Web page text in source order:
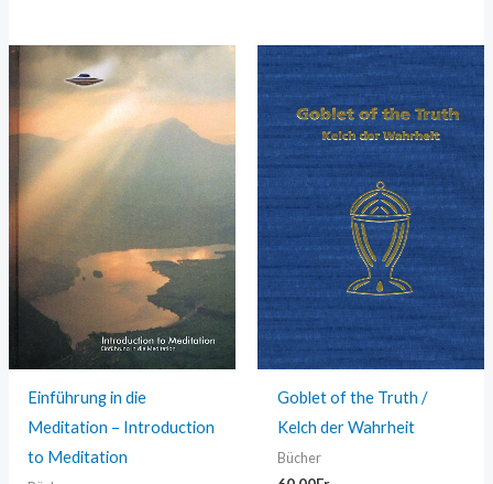
Einführung in die
Meditation – Introduction
to Meditation
Goblet of the Truth /
Kelch der Wahrheit
Bücher